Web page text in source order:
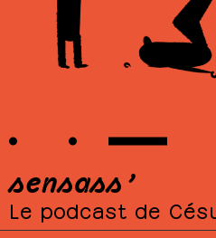
sensass’
Le podcast de